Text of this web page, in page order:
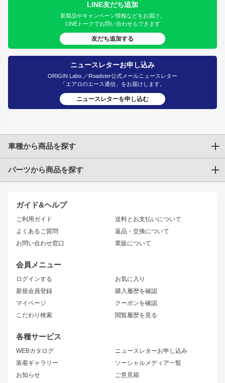
LINE友だち追加
新製品やキャンペーン情報などをお届け。
LINEトークでお問い合わせもできます
友だち追加する
ニュースレターお申し込み
ORIGIN Labo.／Roadster公式メールニュースレター
「エアロのエース通信」をお届けします。
ニュースレターを申し込む
ガイド&ヘルプ
ご利用ガイド
よくあるご質問
お問い合わせ窓口
送料とお支払いについて
返品・交換について
業販について
会員メニュー
ログインする
新規会員登録
マイページ
こだわり検索
お気に入り
購入履歴を確認
クーポンを確認
閲覧履歴を見る
各種サービス
WEBカタログ
装着ギャラリー
お知らせ
ニュースレターお申し込み
ソーシャルメディア一覧
ご意見箱
車種から商品を探す
トヨタ
JZX90 CHASER
JZX110 MARK II
JZX100 MARK II
JZX90 MARK II
トレノ
マークX
アリスト
ソアラ
アルテッツァ
ニッサン
S15 シルビア
S14 シルビア 後期
S13 シルビア
180SX
シルエイティ
ワンビア
ローレル
セフィーロ
キャラバン
パーツから商品を探す
エアロシリーズ
ドリフトライン
風神
雷神
レーシングライン
アタックライン
ストリームライン
リアウイング
ジムニーパーツ
ホイール